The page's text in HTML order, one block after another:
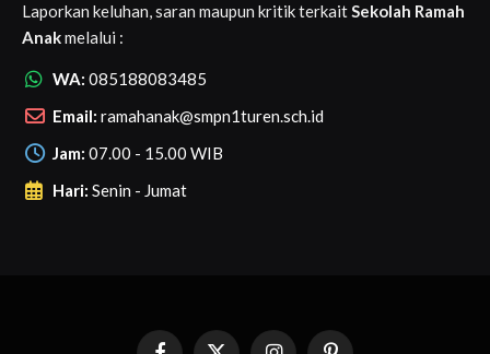
Laporkan keluhan, saran maupun kritik terkaitSekolah Ramah
Anakmelalui :
WA: 085188083485
Email: ramahanak@smpn1turen.sch.id
Jam: 07.00 - 15.00 WIB
Hari: Senin - Jumat